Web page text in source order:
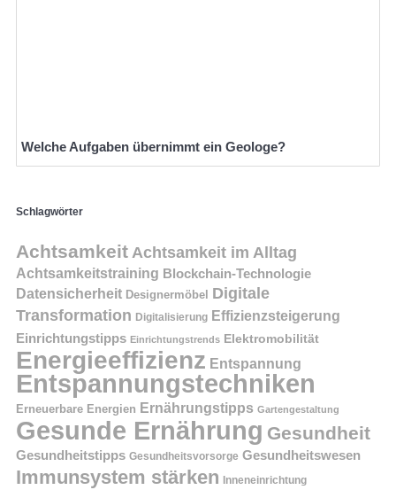
Welche Aufgaben übernimmt ein Geologe?
Schlagwörter
AchtsamkeitAchtsamkeit im Alltag
Achtsamkeitstraining Blockchain-Technologie
Datensicherheit Designermöbel
Digitale
Transformation Digitalisierung Effizienzsteigerung
Einrichtungstipps Einrichtungstrends Elektromobilität
Energieeffizienz Entspannung
Entspannungstechniken
Erneuerbare Energien Ernährungstipps Gartengestaltung
Gesunde Ernährung Gesundheit
Gesundheitstipps Gesundheitsvorsorge Gesundheitswesen
Immunsystem stärken Inneneinrichtung